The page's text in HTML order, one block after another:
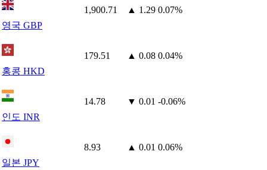
영국 GBP
1,900.71 ▲ 1.29 0.07%
홍콩 HKD
179.51 ▲ 0.08 0.04%
인도 INR
14.78 ▼ 0.01 -0.06%
일본 JPY
8.93 ▲ 0.01 0.06%